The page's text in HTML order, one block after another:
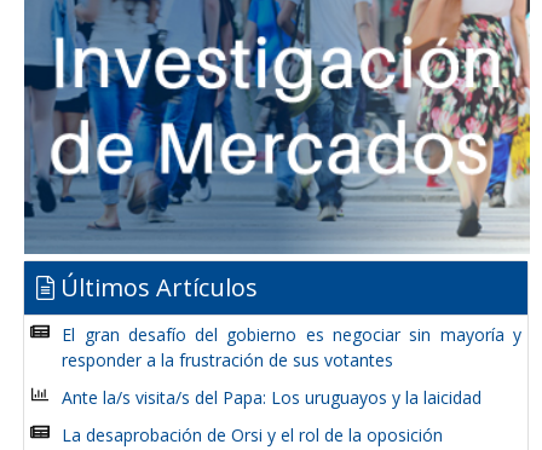
Últimos Artículos
El gran desafío del gobierno es negociar sin mayoría y
responder a la frustración de sus votantes
Ante la/s visita/s del Papa: Los uruguayos y la laicidad
La desaprobación de Orsi y el rol de la oposición